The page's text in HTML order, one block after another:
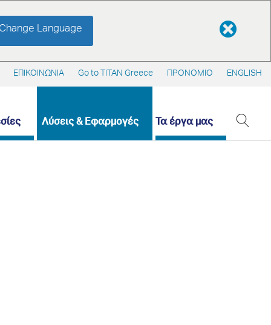
Language
ΕΠΙΚΟΙΝΩΝΙΑ Go to TITAN Greece ΠΡΟΝΟΜΙΟ ENGLISH
Λύσεις & Εφαρμογές Τα έργα μας